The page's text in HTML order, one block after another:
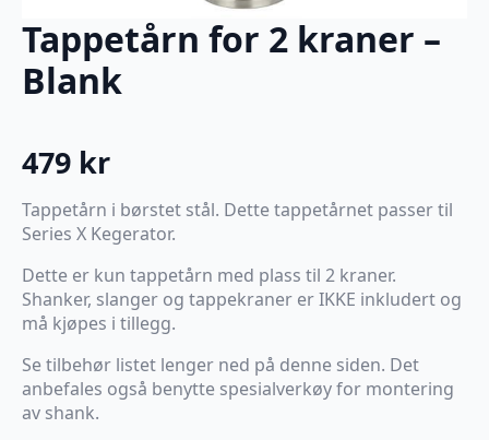
Tappetårn for 2 kraner –
Blank
479 kr
Tappetårn i børstet stål. Dette tappetårnet passer til
Series X Kegerator.
Dette er kun tappetårn med plass til 2 kraner.
Shanker, slanger og tappekraner er IKKE inkludert og
må kjøpes i tillegg.
Se tilbehør listet lenger ned på denne siden. Det
anbefales også benytte spesialverkøy for montering
av shank.